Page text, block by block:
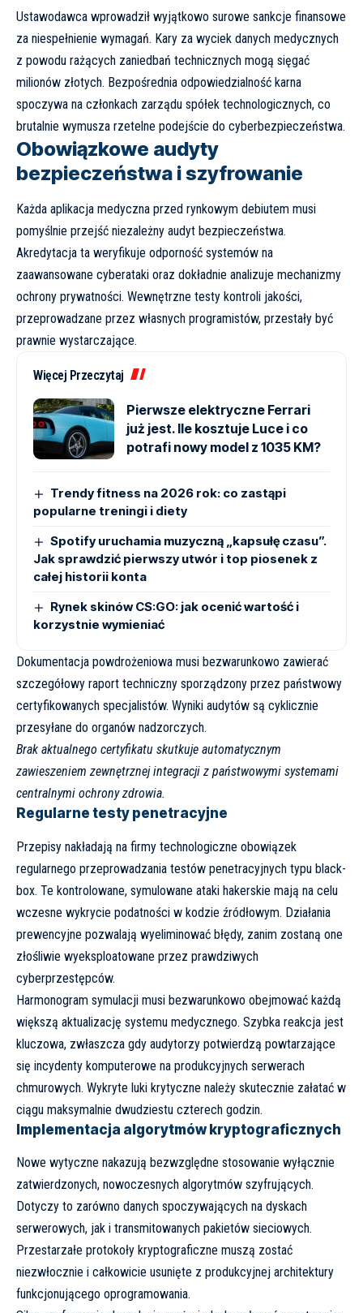
Ustawodawca wprowadził wyjątkowo surowe sankcje finansowe
za niespełnienie wymagań. Kary za wyciek danych medycznych
z powodu rażących zaniedbań technicznych mogą sięgać
milionów złotych. Bezpośrednia odpowiedzialność karna
spoczywa na członkach zarządu spółek technologicznych, co
brutalnie wymusza rzetelne podejście do cyberbezpieczeństwa.
Obowiązkowe audyty
bezpieczeństwa i szyfrowanie
Każda aplikacja medyczna przed rynkowym debiutem musi
pomyślnie przejść niezależny audyt bezpieczeństwa.
Akredytacja ta weryfikuje odporność systemów na
zaawansowane cyberataki oraz dokładnie analizuje mechanizmy
ochrony prywatności. Wewnętrzne testy kontroli jakości,
przeprowadzane przez własnych programistów, przestały być
prawnie wystarczające.
Więcej Przeczytaj
Pierwsze elektryczne Ferrari
już jest. Ile kosztuje Luce i co
potrafi nowy model z 1035 KM?
Trendy fitness na 2026 rok: co zastąpi
popularne treningi i diety
Spotify uruchamia muzyczną „kapsułę czasu”.
Jak sprawdzić pierwszy utwór i top piosenek z
całej historii konta
Rynek skinów CS:GO: jak ocenić wartość i
korzystnie wymieniać
Dokumentacja powdrożeniowa musi bezwarunkowo zawierać
szczegółowy raport techniczny sporządzony przez państwowy
certyfikowanych specjalistów. Wyniki audytów są cyklicznie
przesyłane do organów nadzorczych.
Brak aktualnego certyfikatu skutkuje automatycznym
zawieszeniem zewnętrznej integracji z państwowymi systemami
centralnymi ochrony zdrowia.
Regularne testy penetracyjne
Przepisy nakładają na firmy technologiczne obowiązek
regularnego przeprowadzania testów penetracyjnych typu black-
box. Te kontrolowane, symulowane ataki hakerskie mają na celu
wczesne wykrycie podatności w kodzie źródłowym. Działania
prewencyjne pozwalają wyeliminować błędy, zanim zostaną one
złośliwie wyeksploatowane przez prawdziwych
cyberprzestępców.
Harmonogram symulacji musi bezwarunkowo obejmować każdą
większą aktualizację systemu medycznego. Szybka reakcja jest
kluczowa, zwłaszcza gdy audytorzy potwierdzą powtarzające
się incydenty komputerowe na produkcyjnych serwerach
chmurowych. Wykryte luki krytyczne należy skutecznie załatać w
ciągu maksymalnie dwudziestu czterech godzin.
Implementacja algorytmów kryptograficznych
Nowe wytyczne nakazują bezwzględne stosowanie wyłącznie
zatwierdzonych, nowoczesnych algorytmów szyfrujących.
Dotyczy to zarówno danych spoczywających na dyskach
serwerowych, jak i transmitowanych pakietów sieciowych.
Przestarzałe protokoły kryptograficzne muszą zostać
niezwłocznie i całkowicie usunięte z produkcyjnej architektury
funkcjonującego oprogramowania.